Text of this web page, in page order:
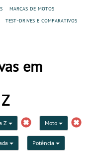
marcas de motos
test-drives e comparativos
em
Z Moto
Potência